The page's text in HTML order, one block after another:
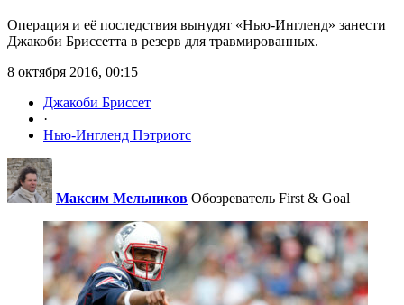
Операция и её последствия вынудят «Нью-Ингленд» занести
Джакоби Бриссетта в резерв для травмированных.
8 октября 2016, 00:15
Джакоби Бриссет
·
Нью-Ингленд Пэтриотс
Максим Мельников Обозреватель First & Goal